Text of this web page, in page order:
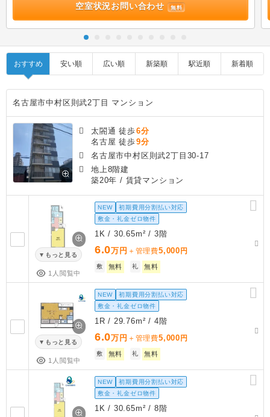
空室状況お問い合わせ 無料
おすすめ 安い順 広い順 新築順 駅近順 新着順
名古屋市中村区則武2丁目 マンション
太閤通 徒歩6分
名古屋 徒歩9分
名古屋市中村区則武2丁目30-17
地上8階建
築20年 / 賃貸マンション
もっと見る
1人閲覧中
NEW
初期費用分割払い対応
敷金・礼金ゼロ物件
1K / 30.65m² / 3階
6.0万円 ＋管理費5,000 円
敷 無料 礼 無料
もっと見る
1人閲覧中
NEW
初期費用分割払い対応
敷金・礼金ゼロ物件
1R / 29.76m² / 4階
6.0万円 ＋管理費5,000 円
敷 無料 礼 無料
NEW
初期費用分割払い対応
敷金・礼金ゼロ物件
1K / 30.65m² / 8階